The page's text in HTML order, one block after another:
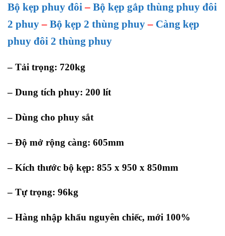
Bộ kẹp phuy đôi – Bộ kẹp gắp thùng phuy đôi
2 phuy– Bộ kẹp 2 thùng phuy– Càng kẹp
phuy đôi 2 thùng phuy
– Tải trọng: 720kg
– Dung tích phuy: 200 lít
– Dùng cho phuy sắt
– Độ mở rộng càng: 605mm
– Kích thước bộ kẹp: 855 x 950 x 850mm
– Tự trọng: 96kg
– Hàng nhập khẩu nguyên chiếc, mới 100%